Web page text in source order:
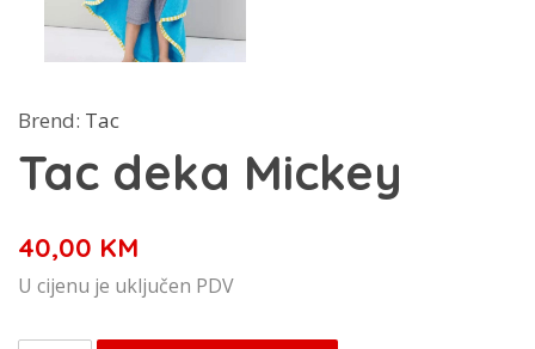
Brend: Tac
Tac deka Mickey
40,00 KM
U cijenu je uključen PDV